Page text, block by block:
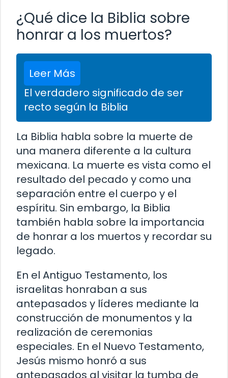
¿Qué dice la Biblia sobre
honrar a los muertos?
Leer Más
El verdadero significado de ser
recto según la Biblia
La Biblia habla sobre la muerte de
una manera diferente a la cultura
mexicana. La muerte es vista como el
resultado del pecado y como una
separación entre el cuerpo y el
espíritu. Sin embargo, la Biblia
también habla sobre la importancia
de honrar a los muertos y recordar su
legado.
En el Antiguo Testamento, los
israelitas honraban a sus
antepasados y líderes mediante la
construcción de monumentos y la
realización de ceremonias
especiales. En el Nuevo Testamento,
Jesús mismo honró a sus
antepasados al visitar la tumba de